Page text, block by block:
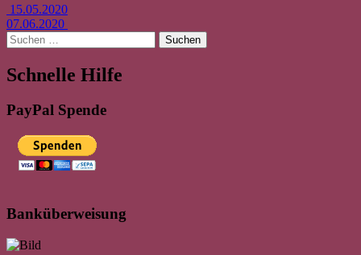
Beitrags-
Navigation
15.05.2020
07.06.2020
Suchen
nach:
Schnelle Hilfe
PayPal Spende
Banküberweisung